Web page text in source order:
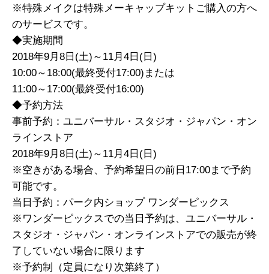
※特殊メイクは特殊メーキャップキットご購入の方へ
のサービスです。
◆実施期間
2018年9月8日(土)～11月4日(日)
10:00～18:00(最終受付17:00)または
11:00～17:00(最終受付16:00)
◆予約方法
事前予約：ユニバーサル・スタジオ・ジャパン・オン
ラインストア
2018年9月8日(土)～11月4日(日)
※空きがある場合、予約希望日の前日17:00まで予約
可能です。
当日予約：パーク内ショップ ワンダーピックス
※ワンダーピックスでの当日予約は、ユニバーサル・
スタジオ・ジャパン・オンラインストアでの販売が終
了していない場合に限ります
※予約制（定員になり次第終了）